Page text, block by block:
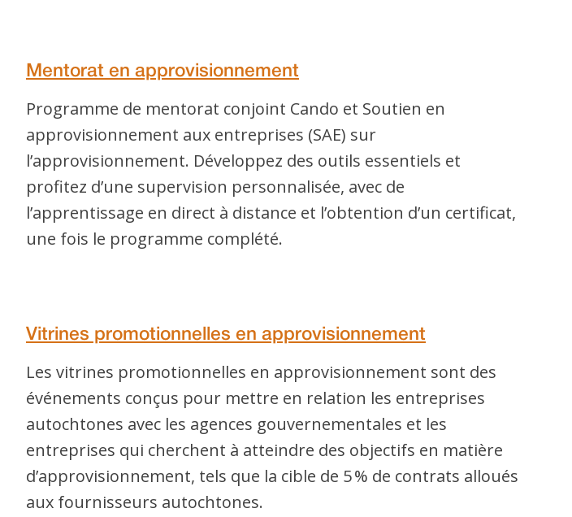
Mentorat en approvisionnement
Programme de mentorat conjoint Cando et Soutien en
approvisionnement aux entreprises (SAE) sur
l’approvisionnement. Développez des outils essentiels et
profitez d’une supervision personnalisée, avec de
l’apprentissage en direct à distance et l’obtention d’un certificat,
une fois le programme complété.
Vitrines promotionnelles en approvisionnement
Les vitrines promotionnelles en approvisionnement sont des
événements conçus pour mettre en relation les entreprises
autochtones avec les agences gouvernementales et les
entreprises qui cherchent à atteindre des objectifs en matière
d’approvisionnement, tels que la cible de 5 % de contrats alloués
aux fournisseurs autochtones.